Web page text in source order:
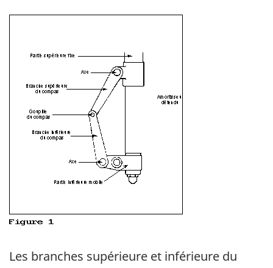
Les branches supérieure et inférieure du